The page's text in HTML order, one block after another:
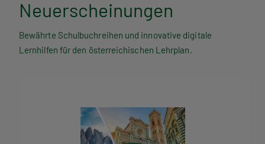
Neuerscheinungen
Bewährte Schulbuchreihen und innovative digitale
Lernhilfen für den österreichischen Lehrplan.